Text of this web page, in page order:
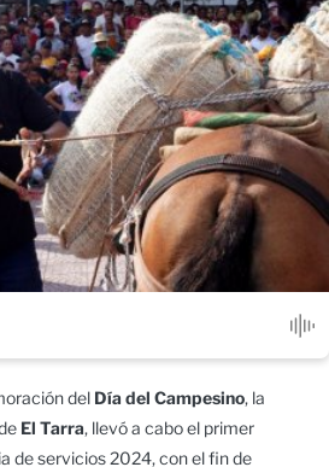
del Día del Campesino, la
El Tarra, llevó a cabo el primer
de servicios 2024, con el fin de